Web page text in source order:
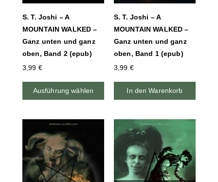
S. T. Joshi – A
MOUNTAIN WALKED –
Ganz unten und ganz
oben, Band 2 (epub)
3,99 €
Ausführung wählen
S. T. Joshi – A
MOUNTAIN WALKED –
Ganz unten und ganz
oben, Band 1 (epub)
3,99 €
In den Warenkorb